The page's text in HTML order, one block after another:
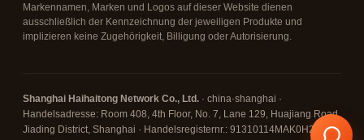
Markennamen, Marken und Logos auf dieser Website dienen
ausschließlich der Kennzeichnung der jeweiligen Produkte und
implizieren keine Zugehörigkeit, Billigung oder Autorisierung.
Shanghai Haihaitong Network Co., Ltd. · china·shanghai ·
Handelsadresse: Room 408, 4th Floor, No. 7, Lane 129, Huajiang Road,
Jiading District, Shanghai · Handelsregisternr.: 91310114MAK0H26D67